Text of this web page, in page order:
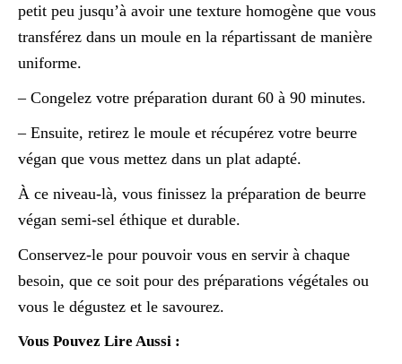
petit peu jusqu’à avoir une texture homogène que vous
transférez dans un moule en la répartissant de manière
uniforme.
– Congelez votre préparation durant 60 à 90 minutes.
– Ensuite, retirez le moule et récupérez votre beurre
végan que vous mettez dans un plat adapté.
À ce niveau-là, vous finissez la préparation de beurre
végan semi-sel éthique et durable.
Conservez-le pour pouvoir vous en servir à chaque
besoin, que ce soit pour des préparations végétales ou
vous le dégustez et le savourez.
Vous Pouvez Lire Aussi :